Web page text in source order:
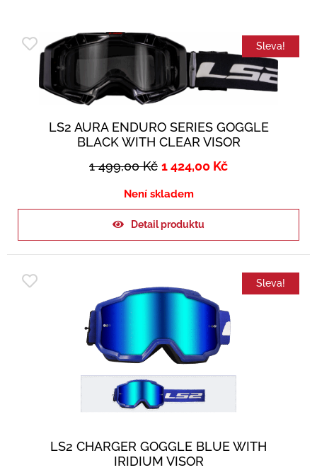
Sleva!
LS2 AURA ENDURO SERIES GOGGLE
BLACK WITH CLEAR VISOR
1 499,00Kč 1 424,00 Kč
Není skladem
Detail produktu
Sleva!
LS2 CHARGER GOGGLE BLUE WITH
IRIDIUM VISOR